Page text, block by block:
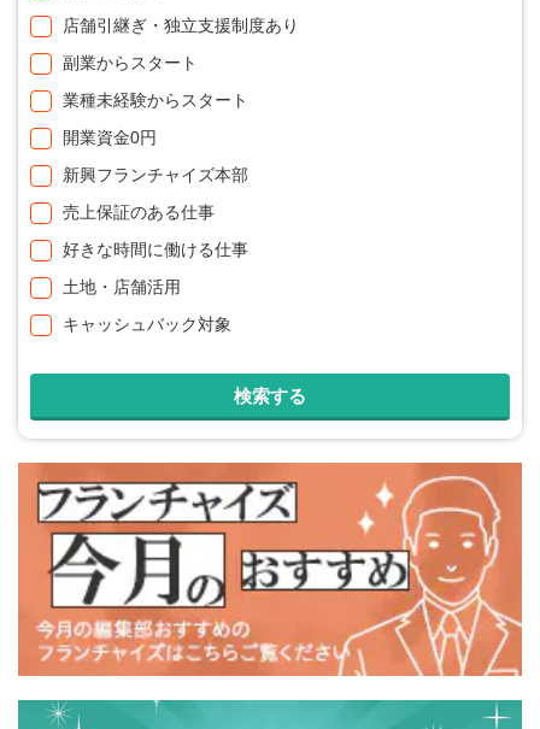
店舗引継ぎ・独立支援制度あり
副業からスタート
業種未経験からスタート
開業資金0円
新興フランチャイズ本部
売上保証のある仕事
好きな時間に働ける仕事
土地・店舗活用
キャッシュバック対象